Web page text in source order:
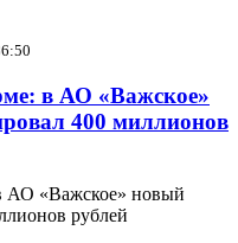
в АО «Важское»
400 миллионов